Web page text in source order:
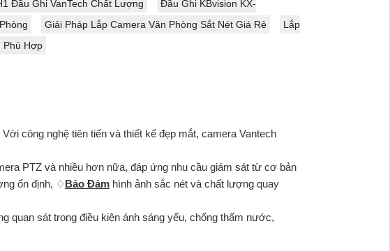
Đầu Ghi VanTech Chất Lượng
Đầu Ghi KBvision KX-
Giải Pháp Lắp Camera Văn Phòng Sắt Nét Giá Rẻ
Lắp
Phù Hợp
công nghệ tiên tiến và thiết kế đẹp mắt, camera Vantech
PTZ và nhiều hơn nữa, đáp ứng nhu cầu giám sát từ cơ bản
ổn định, ♢Bảo Đảm hình ảnh sắc nét và chất lượng quay
quan sát trong điều kiện ánh sáng yếu, chống thấm nước,